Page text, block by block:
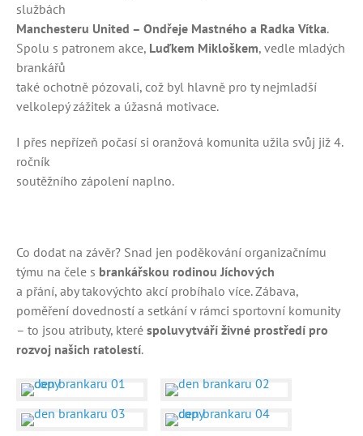
službách
Manchesteru United – Ondřeje Mastného a Radka Vítka.
Spolu s patronem akce, Luďkem Mikloškem, vedle mladých
brankářů
také ochotně pózovali, což byl hlavně pro ty nejmladší
velkolepý zážitek a úžasná motivace.
I přes nepřízeň počasí si oranžová komunita užila svůj již 4.
ročník
soutěžního zápolení naplno.
Co dodat na závěr? Snad jen poděkování organizačnímu
týmu na čele s brankářskou rodinou Jíchových
a přání, aby takovýchto akcí probíhalo více. Zábava,
poměření dovedností a setkání v rámci sportovní komunity
– to jsou atributy, které spoluvytváří živné prostředí pro
rozvoj našich ratolestí.